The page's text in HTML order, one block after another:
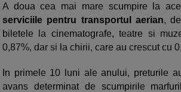
A doua cea mai mare scumpire la
serviciile pentru transportul aerian,
biletele la cinematografe, teatre si
0,87%, dar si la chirii, care au crescut cu
In primele 10 luni ale anului, preturile
avans determinat de scumpirile